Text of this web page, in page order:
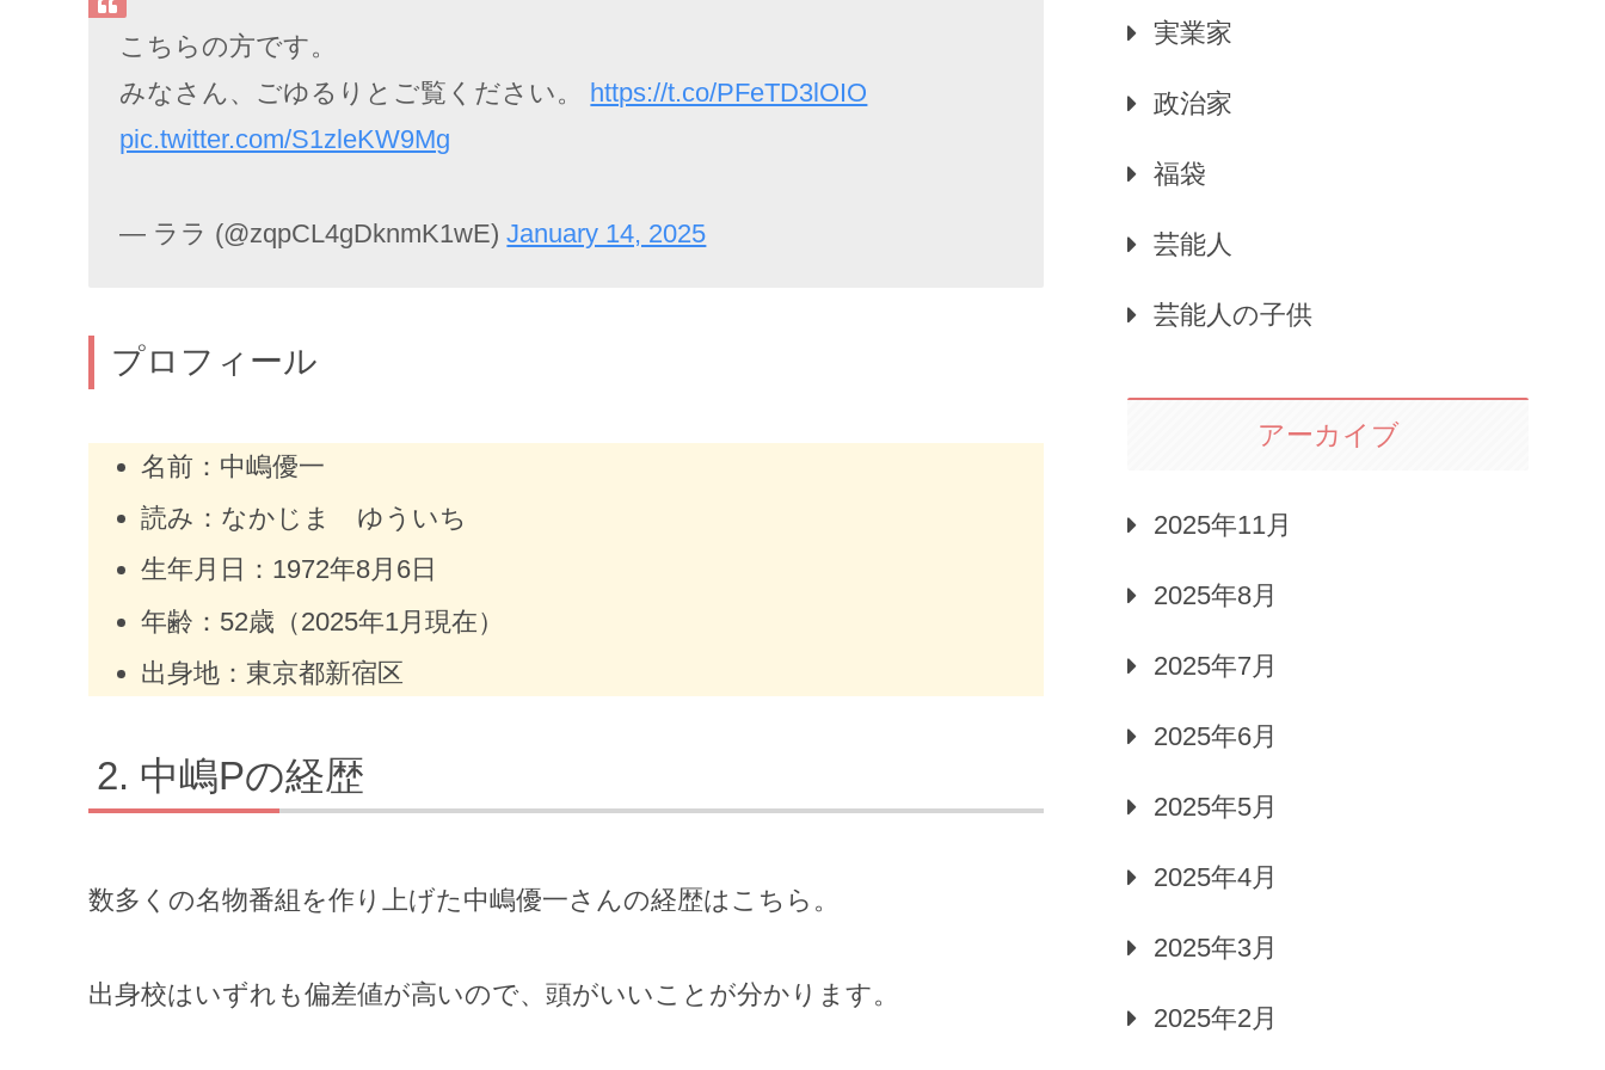
こちらの方です。
みなさん、ごゆるりとご覧ください。
https://t.co/PFeTD3lOIO
pic.twitter.com/S1zleKW9Mg
— ララ (@zqpCL4gDknmK1wE)January 14, 2025
プロフィール
名前：中嶋優一
読み：なかじま ゆういち
生年月日：1972年8月6日
年齢：52歳（2025年1月現在）
出身地：東京都新宿区
中嶋Pの経歴
数多くの名物番組を作り上げた中嶋優一さんの経歴はこちら。
出身校はいずれも偏差値が高いので、頭がいいことが分かります。
実業家
政治家
福袋
芸能人
芸能人の子供
アーカイブ
2025年11月
2025年8月
2025年7月
2025年6月
2025年5月
2025年4月
2025年3月
2025年2月